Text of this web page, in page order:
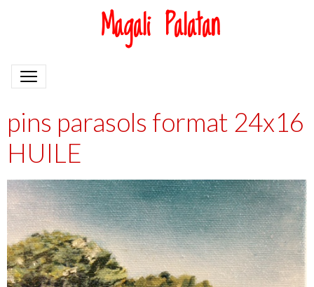
Magali Palatan
pins parasols format 24x16
HUILE